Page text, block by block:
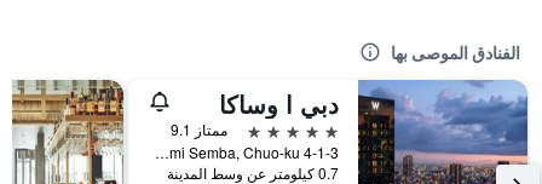
الفنادق الموصى بها
دبي ا وساكا
5 نجوم
ممتاز 9.1
4-1-3 Minami Semba, Chuo-ku, أوساكا, اليابان
0.7 كيلومتر عن وسط المدينة